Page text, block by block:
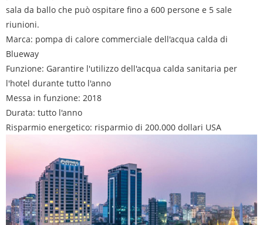
sala da ballo che può ospitare fino a 600 persone e 5 sale
riunioni.
Marca: pompa di calore commerciale dell'acqua calda di
Blueway
Funzione: Garantire l'utilizzo dell'acqua calda sanitaria per
l'hotel durante tutto l'anno
Messa in funzione: 2018
Durata: tutto l'anno
Risparmio energetico: risparmio di 200.000 dollari USA